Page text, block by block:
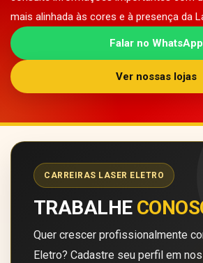
mais alinhada às cores e à presença da
Falar no WhatsApp
Ver nossas lojas
CARREIRAS LASER ELETRO
TRABALHE
Quer crescer profissionalmente
Eletro? Cadastre seu perfil em